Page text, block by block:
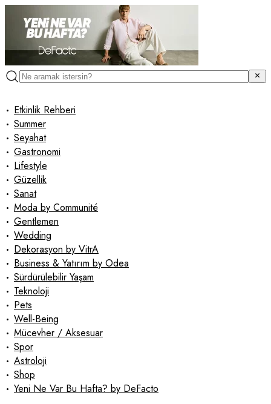
• Etkinlik Rehberi
• Summer
• Seyahat
• Gastronomi
• Lifestyle
• Güzellik
• Sanat
• Moda by Communité
• Gentlemen
• Wedding
• Dekorasyon by VitrA
• Business & Yatırım by Odea
• Sürdürülebilir Yaşam
• Teknoloji
• Pets
• Well-Being
• Mücevher / Aksesuar
• Spor
• Astroloji
• Shop
• Yeni Ne Var Bu Hafta? by DeFacto